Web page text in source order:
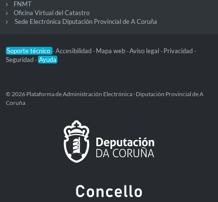
FNMT
Oficina Virtual del Catastro
Sede Electrónica Diputación Provincial de A Coruña
Soporte técnico -Accesibilidad - Mapa web -Aviso legal - Privacidad -
Seguridad - Ayuda
© 2026 Plataforma de Administración Electrónica · Diputación Provincial de A
Coruña